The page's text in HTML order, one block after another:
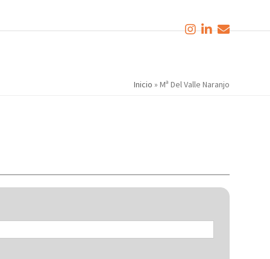
Inicio » Mª Del Valle Naranjo